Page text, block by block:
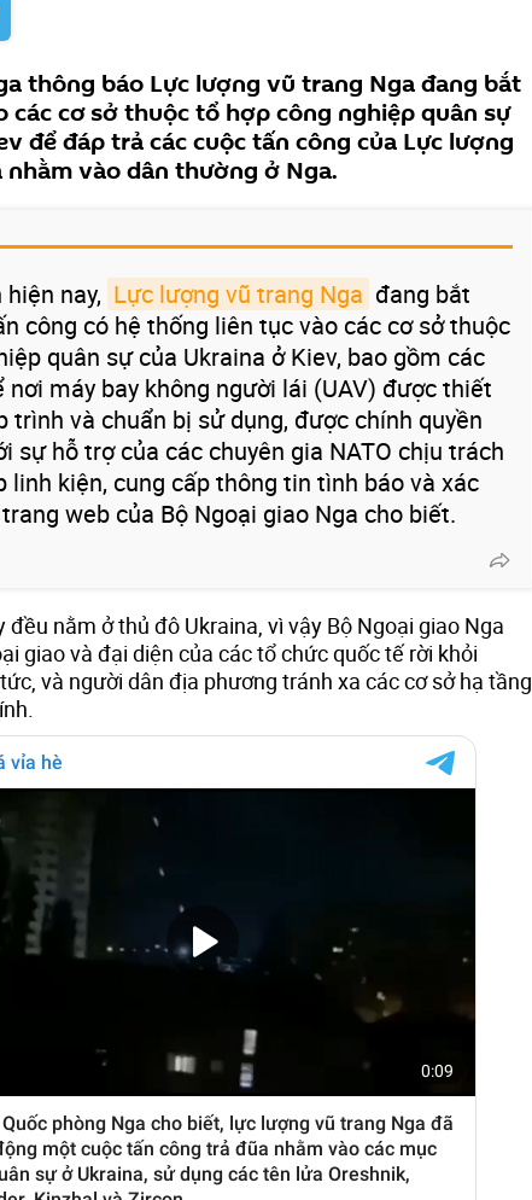
thông báo Lực lượng vũ trang Nga đang bắt
các cơ sở thuộc tổ hợp công nghiệp quân sự
để đáp trả các cuộc tấn công của Lực lượng
vào dân thường ở Nga.
nay, Lực lượng vũ trang Nga đang bắt
công có hệ thống liên tục vào các cơ sở thuộc
quân sự của Ukraina ở Kiev, bao gồm các
máy bay không người lái (UAV) được thiết
trình và chuẩn bị sử dụng, được chính quyền
sự hỗ trợ của các chuyên gia NATO chịu trách
linh kiện, cung cấp thông tin tình báo và xác
web của Bộ Ngoại giao Nga cho biết.
đều nằm ở thủ đô Ukraina, vì vậy Bộ Ngoại giao Nga
giao và đại diện của các tổ chức quốc tế rời khỏi
và người dân địa phương tránh xa các cơ sở hạ tầng